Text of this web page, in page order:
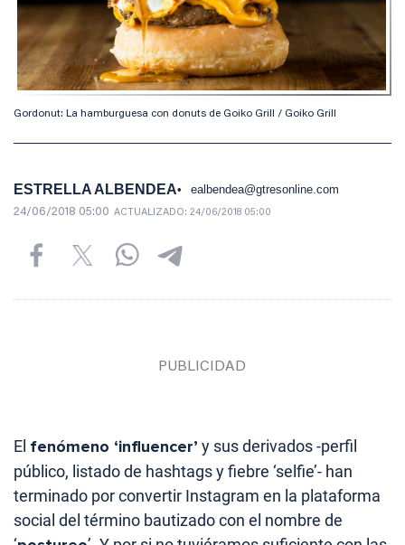
Gordonut: La hamburguesa con donuts de Goiko Grill / Goiko Grill
ESTRELLA ALBENDEA ealbendea@gtresonline.com
24/06/2018 05:00 ACTUALIZADO: 24/06/2018 05:00
El fenómeno ‘influencer’ y sus derivados -perfil
público, listado de hashtags y fiebre ‘selfie’- han
terminado por convertir Instagram en la plataforma
social del término bautizado con el nombre de